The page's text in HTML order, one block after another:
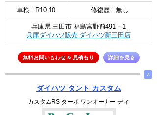
車検 : R10.10 修復歴 : 無し
兵庫県 三田市 福島宮野前491－1
兵庫ダイハツ販売 ダイハツ新三田店
無料お問い合わせ & 見積もり 詳細を見る
∧
ダイハツ タント カスタム
カスタムRS ターボ ワンオーナー ディ